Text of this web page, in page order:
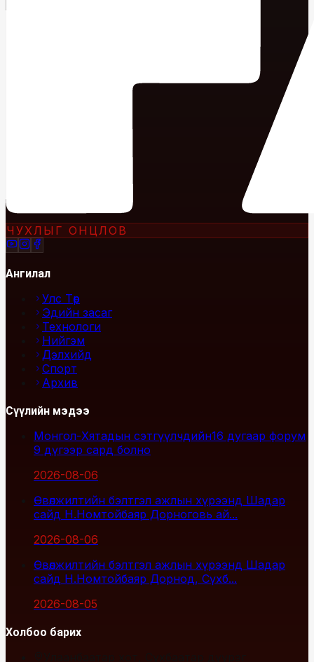
ЧУХЛЫГ ОНЦЛОВ
Ангилал
Улс Төр
Эдийн засаг
Технологи
Нийгэм
Дэлхийд
Спорт
Архив
Сүүлийн мэдээ
Монгол-Хятадын сэтгүүлчдийн16 дугаар форум
9 дүгээр сард болно
2026-08-06
Өвөлжилтийн бэлтгэл ажлын хүрээнд Шадар
сайд Н.Номтойбаяр Дорноговь ай...
2026-08-06
Өвөлжилтийн бэлтгэл ажлын хүрээнд Шадар
сайд Н.Номтойбаяр Дорнод, Сүхб...
2026-08-05
Холбоо барих